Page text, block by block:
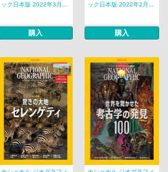
ック日本版 2022年3月...
購入
ック日本版 2022年2月...
購入